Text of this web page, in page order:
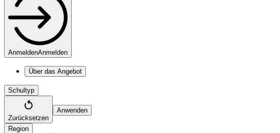
AnmeldenAnmelden
Über das Angebot
Schultyp
Zurücksetzen
Anwenden
Region